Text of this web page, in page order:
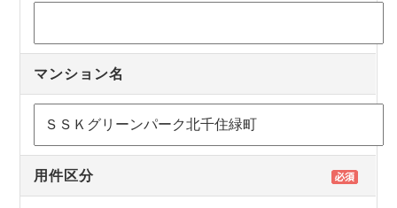
マンション名
用件区分